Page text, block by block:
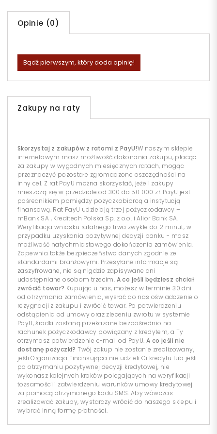
Opinie (0)
Bądź pierwszym, który doda opinię!
Zakupy na raty
Skorzystaj z zakupów z ratami z PayU!W naszym sklepie
internetowym masz możliwość dokonania zakupu, płacąc
za zakupy w wygodnych miesięcznych ratach, mogąc
przeznaczyć pozostałe zgromadzone oszczędności na
inny cel. Z rat PayU można skorzystać, jeżeli zakupy
mieszczą się w przedziale od 300 do 50 000 zł. PayU jest
pośrednikiem pomiędzy pożyczkobiorcą a instytucją
finansową. Rat PayU udzielają trzej pożyczkodawcy –
mBank SA , Kreditech Polska Sp. z o.o. i Alior Bank SA.
Weryfikacja wniosku ratalnego trwa zwykle do 2 minut, w
przypadku uzyskania pozytywnej decyzji banku - masz
możliwość natychmiastowego dokończenia zamówienia.
Zapewnia także bezpieczeństwo danych zgodnie ze
standardami branżowymi. Przesyłane informacje są
zaszyfrowane, nie są nigdzie zapisywane ani
udostępniane osobom trzecim. A co jeśli będziesz chciał
zwrócić towar? Kupując u nas, możesz w terminie 30 dni
od otrzymania zamówienia, wysłać do nas oświadczenie o
rezygnacji z zakupu i zwrócić towar. Po potwierdzeniu
odstąpienia od umowy oraz zleceniu zwrotu w systemie
PayU, środki zostaną przekazane bezpośrednio na
rachunek pożyczkodawcy powiązany z kredytem, a Ty
otrzymasz potwierdzenie e-mail od PayU. A co jeśli nie
dostanę pożyczki? Twój zakup nie zostanie zrealizowany,
jeśli Organizacja Finansująca nie udzieli Ci kredytu lub jeśli
po otrzymaniu pozytywnej decyzji kredytowej, nie
wykonasz kolejnych kroków polegających na weryfikacji
tożsamości i zatwierdzeniu warunków umowy kredytowej
za pomocą otrzymanego kodu SMS. Aby wówczas
zrealizować zakupy, wystarczy wrócić do naszego sklepu i
wybrać inną formę płatności.